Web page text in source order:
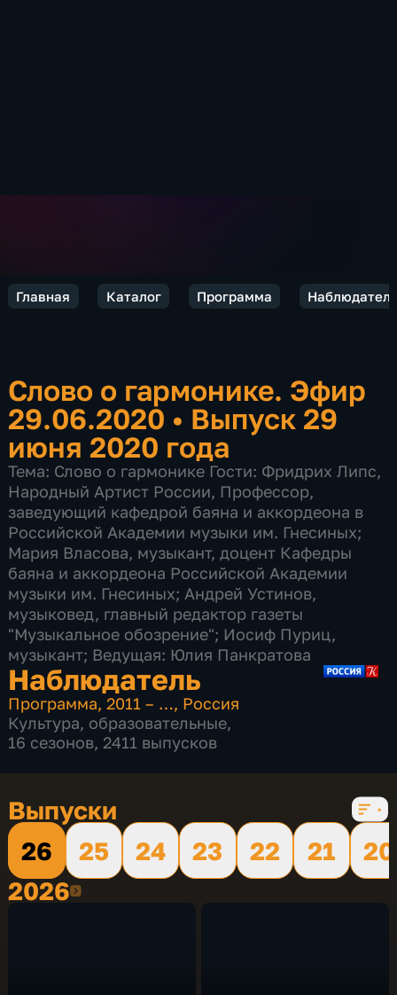
Главная Каталог Программа Наблюдатель
Слово о гармонике. Эфир
29.06.2020 • Выпуск 29
июня 2020 года
Тема: Слово о гармонике Гости: Фридрих Липс,
Народный Артист России, Профессор,
заведующий кафедрой баяна и аккордеона в
Российской Академии музыки им. Гнесиных;
Мария Власова, музыкант, доцент Кафедры
баяна и аккордеона Российской Академии
музыки им. Гнесиных; Андрей Устинов,
музыковед, главный редактор газеты
"Музыкальное обозрение"; Иосиф Пуриц,
музыкант; Ведущая: Юлия Панкратова
Наблюдатель
Программа,2011 – …, Россия
Культура, образовательные,
16 сезонов, 2411 выпусков
Выпуски
26
25 24 23 22 21
20
20262026